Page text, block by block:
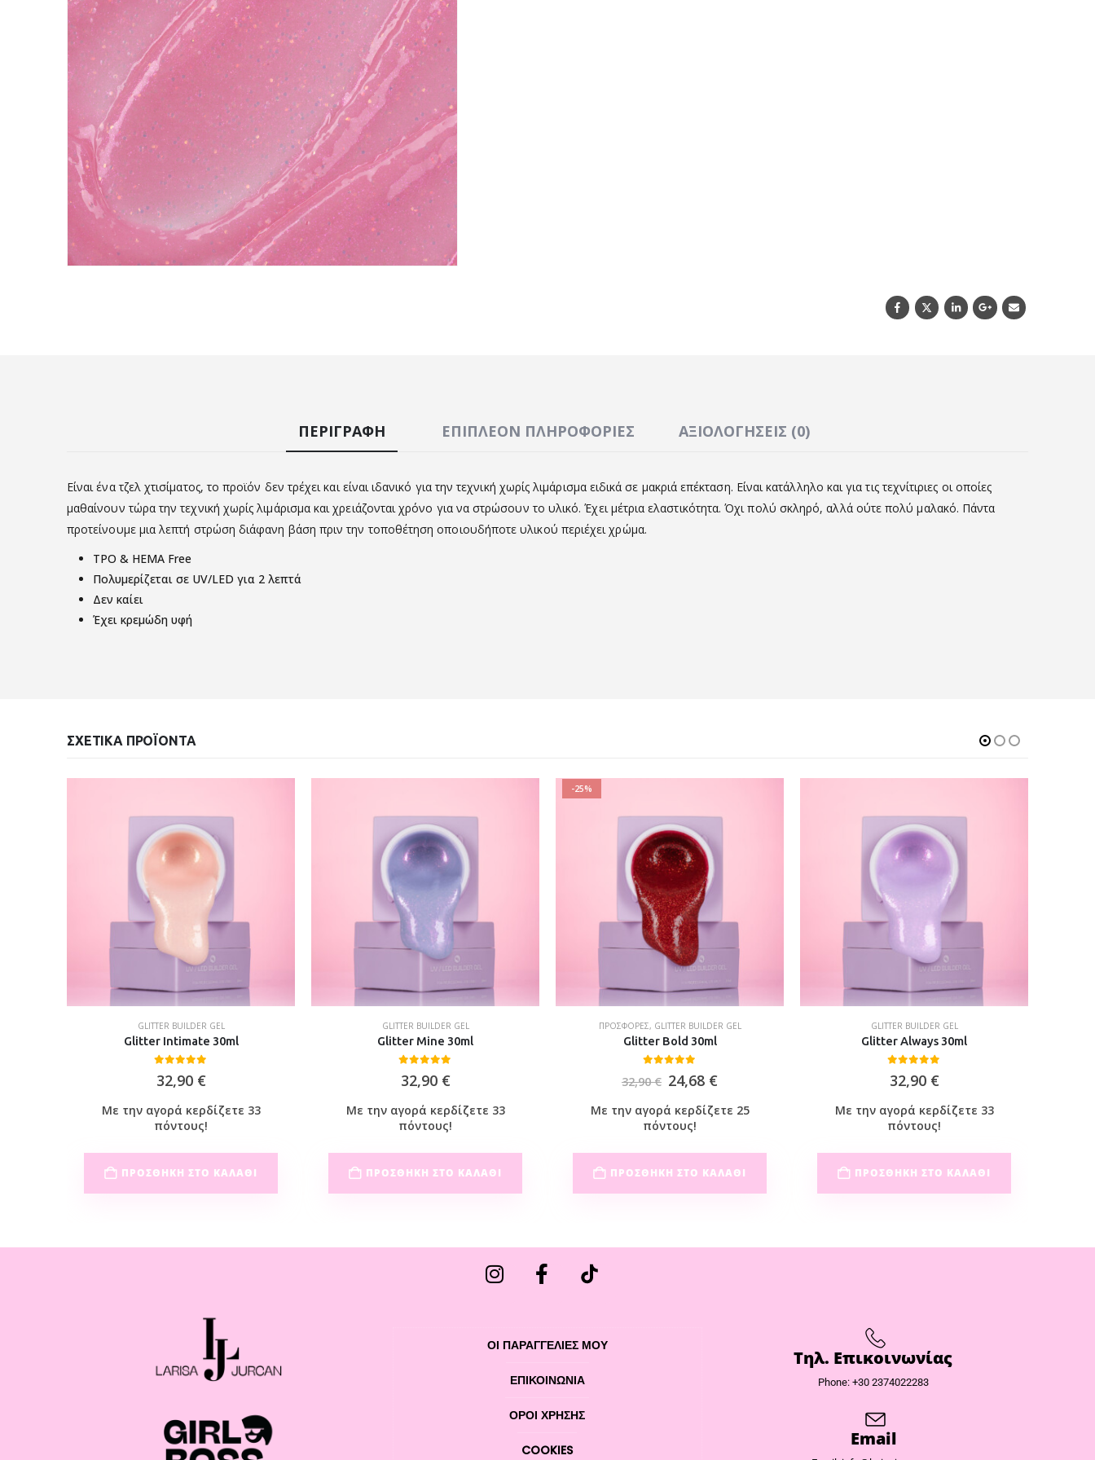
ΠΕΡΙΓΡΑΦΉ ΕΠΙΠΛΈΟΝ ΠΛΗΡΟΦΟΡΊΕΣ ΑΞΙΟΛΟΓΉΣΕΙΣ (0)
Είναι ένα τζελ χτισίματος, το προϊόν δεν τρέχει και είναι ιδανικό για την τεχνική χωρίς λιμάρισμα ειδικά σε μακριά επέκταση. Είναι κατάλληλο και για τις τεχνίτιριες οι οποίες
μαθαίνουν τώρα την τεχνική χωρίς λιμάρισμα και χρειάζονται χρόνο για να στρώσουν το υλικό. Έχει μέτρια ελαστικότητα. Όχι πολύ σκληρό, αλλά ούτε πολύ μαλακό. Πάντα
προτείνουμε μια λεπτή στρώση διάφανη βάση πριν την τοποθέτηση οποιουδήποτε υλικού περιέχει χρώμα.
TPO & HEMA Free
Πολυμερίζεται σε UV/LED για 2 λεπτά
Δεν καίει
Έχει κρεμώδη υφή
ΣΧΕΤΙΚΆ ΠΡΟΪΌΝΤΑ
GLITTER BUILDER GEL
Glitter Intimate 30ml
32,90 €
Με την αγορά κερδίζετε 33
πόντους!
ΠΡΟΣΘΉΚΗ ΣΤΟ ΚΑΛΆΘΙ
GLITTER BUILDER GEL
Glitter Mine 30ml
32,90 €
Με την αγορά κερδίζετε 33
πόντους!
ΠΡΟΣΘΉΚΗ ΣΤΟ ΚΑΛΆΘΙ
-25%
ΠΡΟΣΦΟΡΈΣ, GLITTER BUILDER GEL
Glitter Bold 30ml
32,90€ 24,68 €
Με την αγορά κερδίζετε 25
πόντους!
ΠΡΟΣΘΉΚΗ ΣΤΟ ΚΑΛΆΘΙ
GLITTER BUILDER GEL
Glitter Always 30ml
32,90 €
Με την αγορά κερδίζετε 33
πόντους!
ΠΡΟΣΘΉΚΗ ΣΤΟ ΚΑΛΆΘΙ
ΟΙ ΠΑΡΑΓΓΕΛΙΕΣ ΜΟΥ
ΕΠΙΚΟΙΝΩΝΊΑ
ΌΡΟΙ ΧΡΉΣΗΣ
COOKIES
Τηλ. Επικοινωνίας
Phone: +30 2374022283
Email